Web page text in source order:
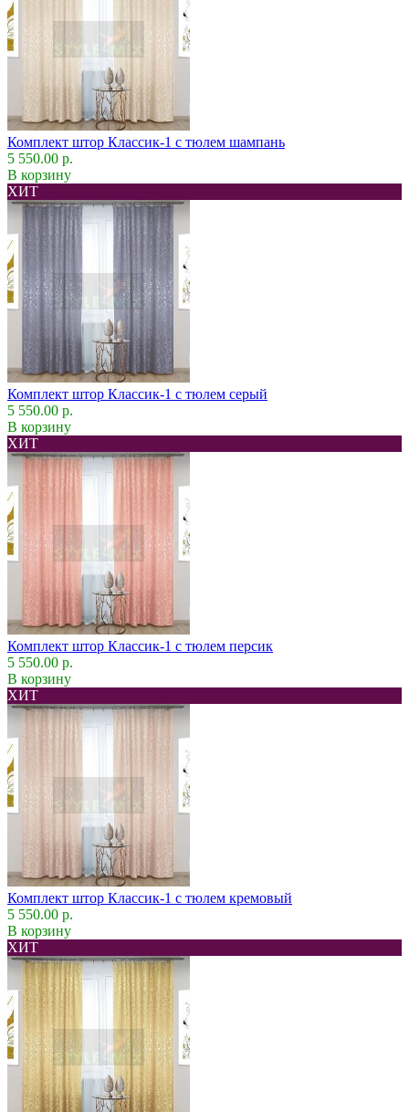
Комплект штор Классик-1 с тюлем шампань
5 550.00 р.
В корзину
ХИТ
Комплект штор Классик-1 с тюлем серый
5 550.00 р.
В корзину
ХИТ
Комплект штор Классик-1 с тюлем персик
5 550.00 р.
В корзину
ХИТ
Комплект штор Классик-1 с тюлем кремовый
5 550.00 р.
В корзину
ХИТ